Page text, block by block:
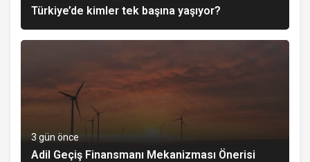
Türkiye’de kimler tek başına yaşıyor?
3 gün önce
Adil Geçiş Finansmanı Mekanizması Önerisi